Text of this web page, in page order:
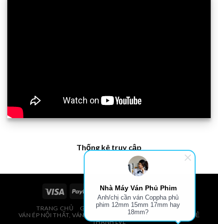
Thống kê truy cập
TRANG CHỦ
GIÁ VÁN PHỦ PHIM, VÁN COPPHA
VÁN ÉP NỘI THẤT, VÁN ÉP BAO BÌ, VÁN SOFA, PALLETS, VÁN SẺ
THANH LVL
Nhà Máy Ván Phủ Phim
Anh/chị cần ván Coppha phủ
phim 12mm 15mm 17mm hay
18mm?